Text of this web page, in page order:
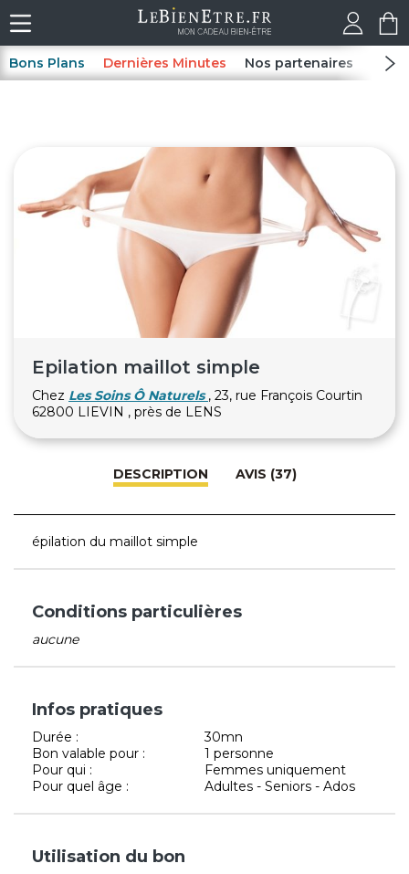
Bons Plans Dernières Minutes Nos partenaires Spas
Epilation maillot simple
Chez Les Soins Ô Naturels , 23, rue François Courtin
62800 LIEVIN , près de LENS
DESCRIPTION AVIS (37)
épilation du maillot simple
Conditions particulières
aucune
Infos pratiques
Durée :
30mn
Bon valable pour :
1 personne
Pour qui :
Femmes uniquement
Pour quel âge :
Adultes - Seniors - Ados
Utilisation du bon